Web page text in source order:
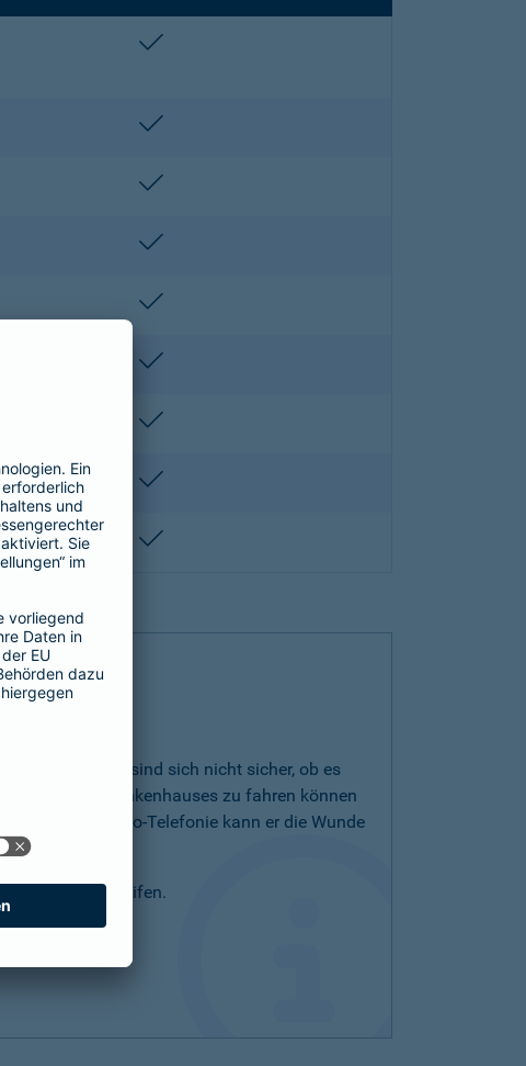
enthalten
enthalten
enthalten
enthalten
enthalten
enthalten
enthalten
enthalten
enthalten
kommt. Sie sind sich nicht sicher, ob es
eines Krankenhauses zu fahren können
Per Video-Telefonie kann er die Wunde
App zurückgreifen.
hat.